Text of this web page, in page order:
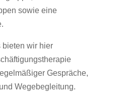
sowie eine
bieten wir hier
Gespräche,
Wegebegleitung.